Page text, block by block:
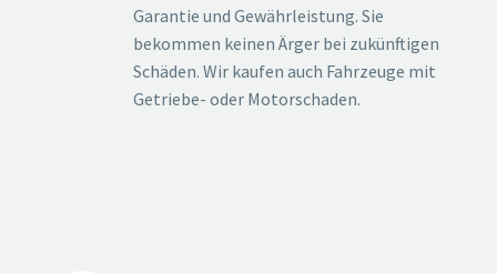
Garantie und Gewährleistung. Sie
bekommen keinen Ärger bei zukünftigen
Schäden. Wir kaufen auch Fahrzeuge mit
Getriebe- oder Motorschaden.